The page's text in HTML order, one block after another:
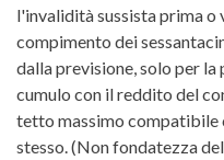
l'invalidità sussista prima
compimento dei
dalla previsione, solo per
cumulo con il reddito del
tetto massimo compatibile
stesso. (Non fondatezza